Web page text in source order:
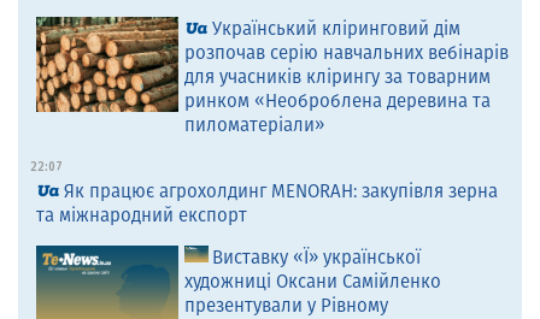
Український кліринговий дім
розпочав серію навчальних вебінарів
для учасників клірингу за товарним
ринком «Необроблена деревина та
пиломатеріали»
22:07
Як працює агрохолдинг MENORAH: закупівля зерна
та міжнародний експорт
Виставку «Ї» української
художниці Оксани Самійленко
презентували у Рівному